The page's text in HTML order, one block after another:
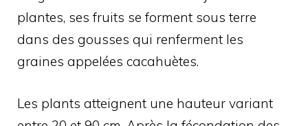
plantes, ses fruits se forment sous terre
dans des gousses qui renferment les
graines appelées cacahuètes.
Les plants atteignent une hauteur variant